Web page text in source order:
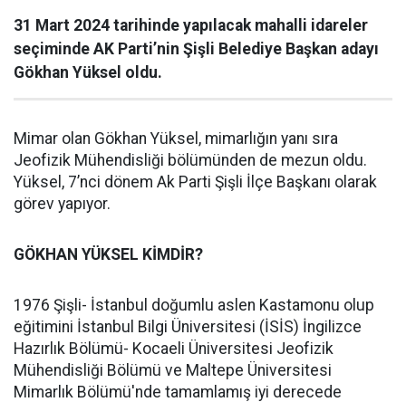
31 Mart 2024 tarihinde yapılacak mahalli idareler
seçiminde AK Parti’nin Şişli Belediye Başkan adayı
Gökhan Yüksel oldu.
Mimar olan Gökhan Yüksel, mimarlığın yanı sıra
Jeofizik Mühendisliği bölümünden de mezun oldu.
Yüksel, 7’nci dönem Ak Parti Şişli İlçe Başkanı olarak
görev yapıyor.
GÖKHAN YÜKSEL KİMDİR?
1976 Şişli- İstanbul doğumlu aslen Kastamonu olup
eğitimini İstanbul Bilgi Üniversitesi (İSİS) İngilizce
Hazırlık Bölümü- Kocaeli Üniversitesi Jeofizik
Mühendisliği Bölümü ve Maltepe Üniversitesi
Mimarlık Bölümü'nde tamamlamış iyi derecede